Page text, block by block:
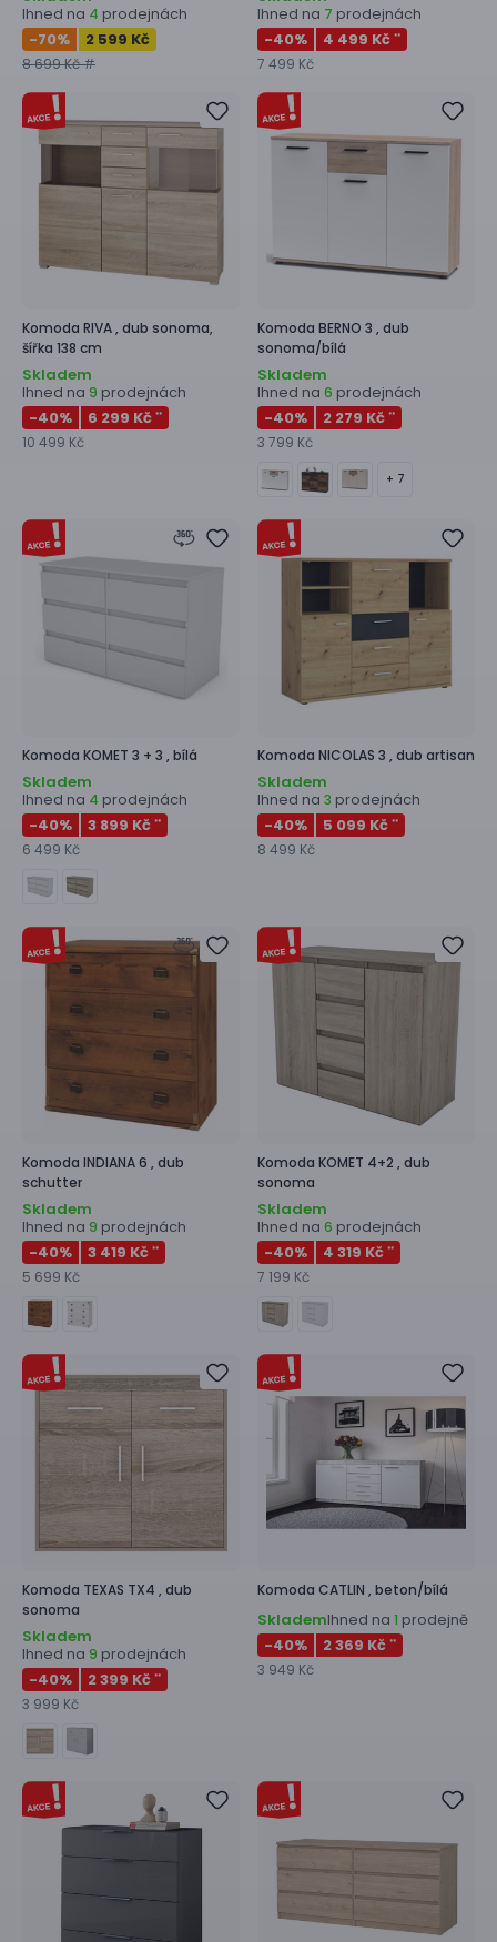
Ihned na 4 prodejnách
-70% 2 599 Kč
8 699 Kč #
Ihned na 7 prodejnách
-40% 4 499 Kč **
7 499 Kč
Komoda RIVA , dub sonoma,
šířka 138 cm
Skladem
Ihned na 9 prodejnách
-40% 6 299 Kč **
10 499 Kč
Komoda BERNO 3 , dub
sonoma/bílá
Skladem
Ihned na 6 prodejnách
-40% 2 279 Kč **
3 799 Kč
+ 7
Komoda KOMET 3 + 3 , bílá
Skladem
Ihned na 4 prodejnách
-40% 3 899 Kč **
6 499 Kč
Komoda NICOLAS 3 , dub artisan
Skladem
Ihned na 3 prodejnách
-40% 5 099 Kč **
8 499 Kč
Komoda INDIANA 6 , dub
schutter
Skladem
Ihned na 9 prodejnách
-40% 3 419 Kč **
5 699 Kč
Komoda KOMET 4+2 , dub
sonoma
Skladem
Ihned na 6 prodejnách
-40% 4 319 Kč **
7 199 Kč
Komoda TEXAS TX4 , dub
sonoma
Skladem
Ihned na 9 prodejnách
-40% 2 399 Kč **
3 999 Kč
Komoda CATLIN , beton/bílá
SklademIhned na 1 prodejně
-40% 2 369 Kč **
3 949 Kč